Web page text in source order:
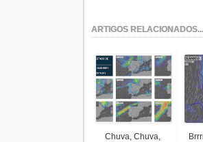
ARTIGOS RELACIONADOS...
Chuva, Chuva,